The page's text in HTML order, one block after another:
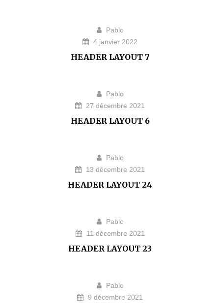
Pablo
4 janvier 2022
HEADER LAYOUT 7
Pablo
27 décembre 2021
HEADER LAYOUT 6
Pablo
13 décembre 2021
HEADER LAYOUT 24
Pablo
11 décembre 2021
HEADER LAYOUT 23
Pablo
9 décembre 2021